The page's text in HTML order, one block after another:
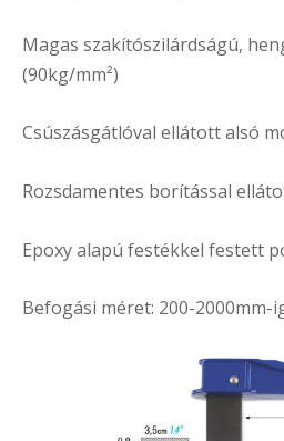
Magas szakítószilárdságú,
(90kg/mm²)
Csúszásgátlóval ellátott alsó
Rozsdamentes borítással
Epoxy alapú festékkel festett
Befogási méret: 200-2000mm-